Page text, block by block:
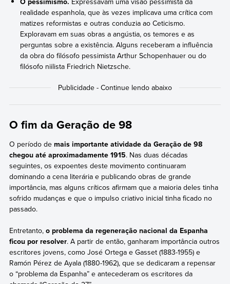
realidade espanhola, que às vezes implicava uma crítica com
matizes reformistas e outras conduzia ao Ceticismo.
Exploravam em suas obras a angústia, os temores e as
perguntas sobre a existência. Alguns receberam a influência
da obra do filósofo pessimista Arthur Schopenhauer ou do
filósofo niilista Friedrich Nietzsche.
O fim da Geração de 98
O período de mais importante atividade da Geração de 98
chegou até aproximadamente 1915. Nas duas décadas
seguintes, os expoentes deste movimento continuaram
dominando a cena literária e publicando obras de grande
importância, mas alguns críticos afirmam que a maioria deles tinha
sofrido mudanças e que o impulso criativo inicial tinha ficado no
passado.
Entretanto, o problema da regeneração nacional da Espanha
ficou por resolver. A partir de então, ganharam importância outros
escritores jovens, como José Ortega e Gasset (1883-1955) e
Ramón Pérez de Ayala (1880-1962), que se dedicaram a repensar
o “problema da Espanha” e antecederam os escritores da